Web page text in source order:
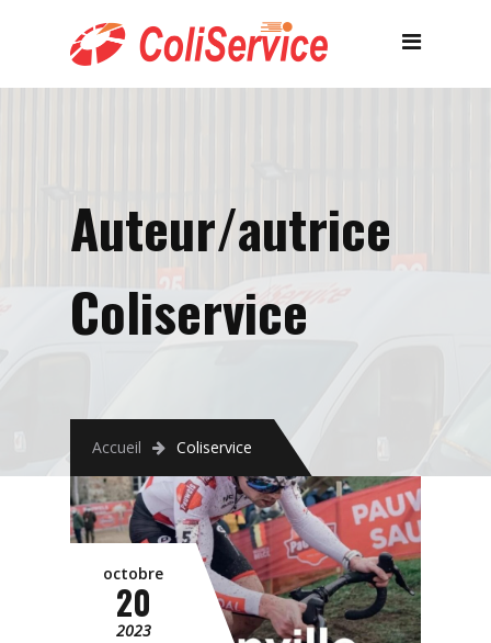
Auteur/autrice
Coliservice
Accueil Coliservice
octobre
20
2023